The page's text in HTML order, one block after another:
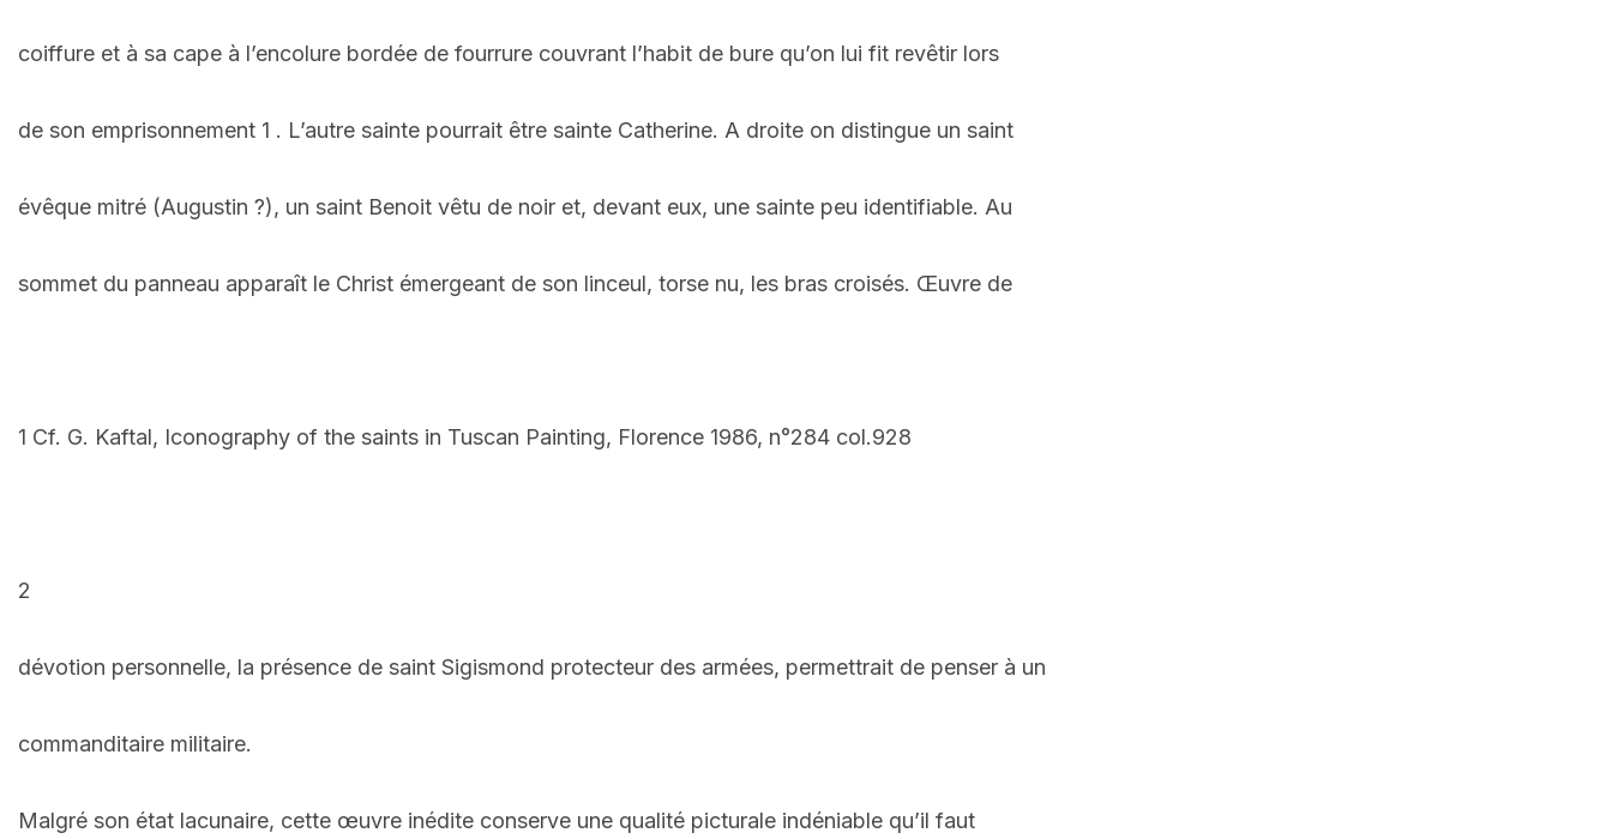
coiffure et à sa cape à l’encolure bordée de fourrure couvrant l’habit de bure qu’on lui fit revêtir lors
de son emprisonnement 1 . L’autre sainte pourrait être sainte Catherine. A droite on distingue un saint
évêque mitré (Augustin ?), un saint Benoit vêtu de noir et, devant eux, une sainte peu identifiable. Au
sommet du panneau apparaît le Christ émergeant de son linceul, torse nu, les bras croisés. Œuvre de
1 Cf. G. Kaftal, Iconography of the saints in Tuscan Painting, Florence 1986, n°284 col.928
2
dévotion personnelle, la présence de saint Sigismond protecteur des armées, permettrait de penser à un
commanditaire militaire.
Malgré son état lacunaire, cette œuvre inédite conserve une qualité picturale indéniable qu’il faut